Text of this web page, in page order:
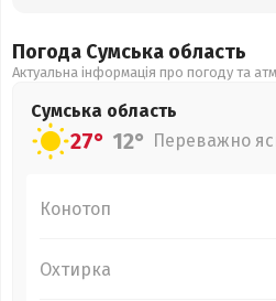
Погода Сумська область
Актуальна інформація про погоду та
Сумська область
27° 12° Переважно
Конотоп
Охтирка